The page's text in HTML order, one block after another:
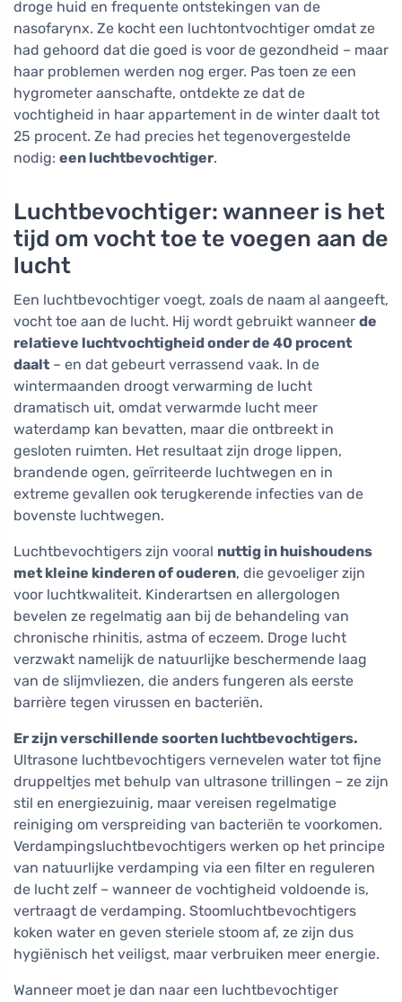
droge huid en frequente ontstekingen van de
nasofarynx. Ze kocht een luchtontvochtiger omdat ze
had gehoord dat die goed is voor de gezondheid – maar
haar problemen werden nog erger. Pas toen ze een
hygrometer aanschafte, ontdekte ze dat de
vochtigheid in haar appartement in de winter daalt tot
25 procent. Ze had precies het tegenovergestelde
nodig: een luchtbevochtiger.
Luchtbevochtiger: wanneer is het
tijd om vocht toe te voegen aan de
lucht
Een luchtbevochtiger voegt, zoals de naam al aangeeft,
vocht toe aan de lucht. Hij wordt gebruikt wanneer de
relatieve luchtvochtigheid onder de 40 procent
daalt – en dat gebeurt verrassend vaak. In de
wintermaanden droogt verwarming de lucht
dramatisch uit, omdat verwarmde lucht meer
waterdamp kan bevatten, maar die ontbreekt in
gesloten ruimten. Het resultaat zijn droge lippen,
brandende ogen, geïrriteerde luchtwegen en in
extreme gevallen ook terugkerende infecties van de
bovenste luchtwegen.
Luchtbevochtigers zijn vooral nuttig in huishoudens
met kleine kinderen of ouderen, die gevoeliger zijn
voor luchtkwaliteit. Kinderartsen en allergologen
bevelen ze regelmatig aan bij de behandeling van
chronische rhinitis, astma of eczeem. Droge lucht
verzwakt namelijk de natuurlijke beschermende laag
van de slijmvliezen, die anders fungeren als eerste
barrière tegen virussen en bacteriën.
Er zijn verschillende soorten luchtbevochtigers.
Ultrasone luchtbevochtigers vernevelen water tot fijne
druppeltjes met behulp van ultrasone trillingen – ze zijn
stil en energiezuinig, maar vereisen regelmatige
reiniging om verspreiding van bacteriën te voorkomen.
Verdampingsluchtbevochtigers werken op het principe
van natuurlijke verdamping via een filter en reguleren
de lucht zelf – wanneer de vochtigheid voldoende is,
vertraagt de verdamping. Stoomluchtbevochtigers
koken water en geven steriele stoom af, ze zijn dus
hygiënisch het veiligst, maar verbruiken meer energie.
Wanneer moet je dan naar een luchtbevochtiger